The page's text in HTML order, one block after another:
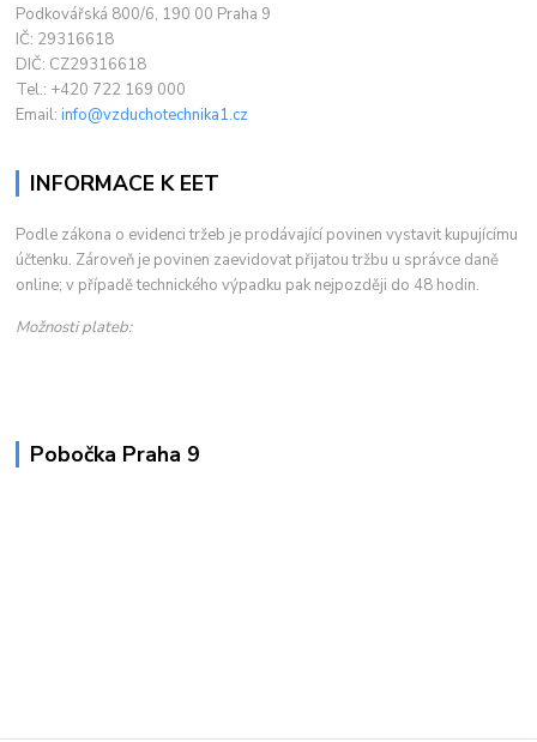
Podkovářská 800/6, 190 00 Praha 9
IČ: 29316618
DIČ: CZ29316618
Tel.: +420 722 169 000
Email:info@vzduchotechnika1.cz
INFORMACE K EET
Podle zákona o evidenci tržeb je prodávající povinen vystavit kupujícímu
účtenku. Zároveň je povinen zaevidovat přijatou tržbu u správce daně
online; v případě technického výpadku pak nejpozději do 48 hodin.
Možnosti plateb:
Pobočka Praha 9